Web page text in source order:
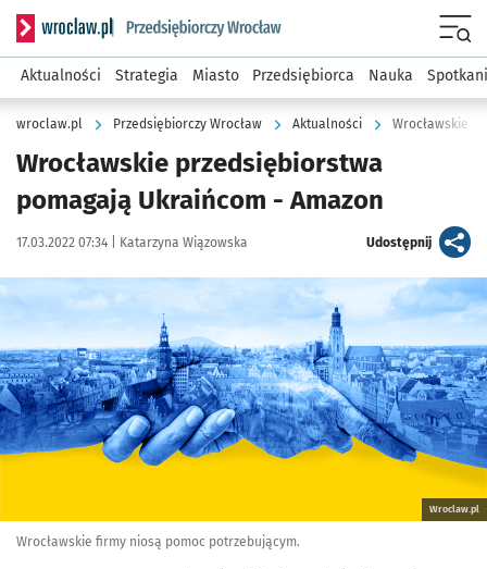
Serwis informacyjny wroclaw.pl podserwis: Strategia
Aktualności Strategia Miasto Przedsiębiorca Nauka
wroclaw.pl Przedsiębiorczy Wrocław Aktualności Wrocławskie
Wrocławskie przedsiębiorstwa
pomagają Ukraińcom - Amazon
Data publikacji:
17.03.2022 07:34 | Autor:
Katarzyna Wiązowska Udostępnijartykuł
Kliknij, aby powiększyć
Wroclaw.pl
Wrocławskie firmy niosą pomoc potrzebującym.